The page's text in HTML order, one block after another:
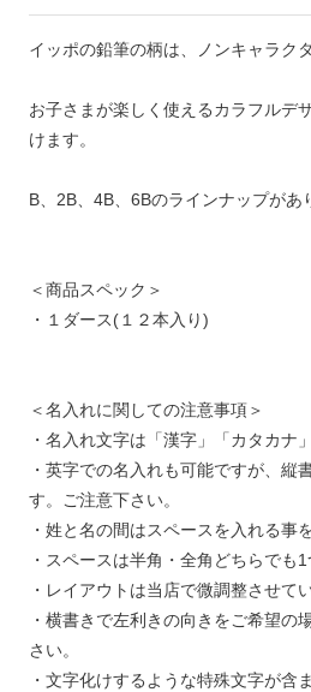
イッポの鉛筆の柄は、ノンキャラク
お子さまが楽しく使えるカラフルデ
けます。
B、2B、4B、6Bのラインナップがあ
＜商品スペック＞
・１ダース(１２本入り)
＜名入れに関しての注意事項＞
・名入れ文字は「漢字」「カタカナ
・英字での名入れも可能ですが、縦
す。ご注意下さい。
・姓と名の間はスペースを入れる事
・スペースは半角・全角どちらでも
・レイアウトは当店で微調整させて
・横書きで左利きの向きをご希望
さい。
・文字化けするような特殊文字が